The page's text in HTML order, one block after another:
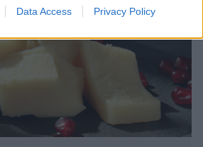
Data Access Privacy Policy